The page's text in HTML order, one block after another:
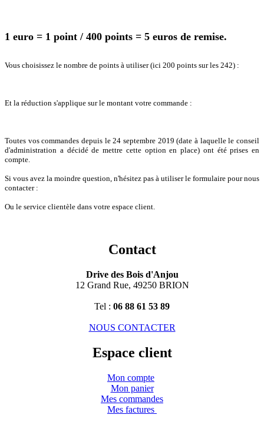
1 euro = 1 point / 400 points = 5 euros de remise.
Vous choisissez le nombre de points à utiliser (ici 200 points sur les 242) :
Et la réduction s'applique sur le montant votre commande :
Toutes vos commandes depuis le 24 septembre 2019 (date à laquelle le conseil
d'administration a décidé de mettre cette option en place) ont été prises en
compte.
Si vous avez la moindre question, n'hésitez pas à utiliser le formulaire pour nous
contacter :
Ou le service clientèle dans votre espace client.
Contact
Drive des Bois d'Anjou
12 Grand Rue, 49250 BRION
Tel : 06 88 61 53 89
NOUS CONTACTER
Espace client
Mon compte
Mon panier
Mes commandes
Mes factures